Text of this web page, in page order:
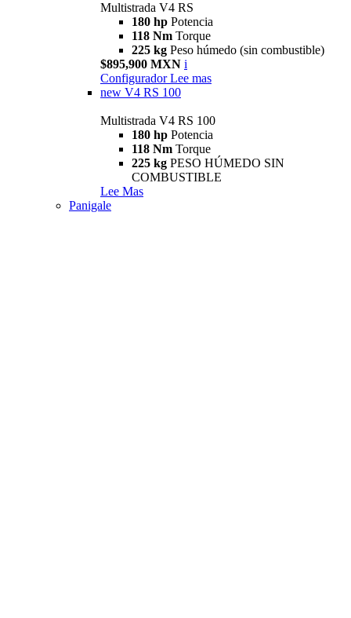
Multistrada V4 RS
180 hp Potencia
118 Nm Torque
225 kg Peso húmedo (sin combustible)
$895,900 MXN i
Configurador Lee mas
new V4 RS 100
Multistrada V4 RS 100
180 hp Potencia
118 Nm Torque
225 kg PESO HÚMEDO SIN
COMBUSTIBLE
Lee Mas
Panigale